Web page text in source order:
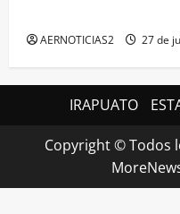
AERNOTICIAS2 27 de
IRAPUATO
Copyright © Todos